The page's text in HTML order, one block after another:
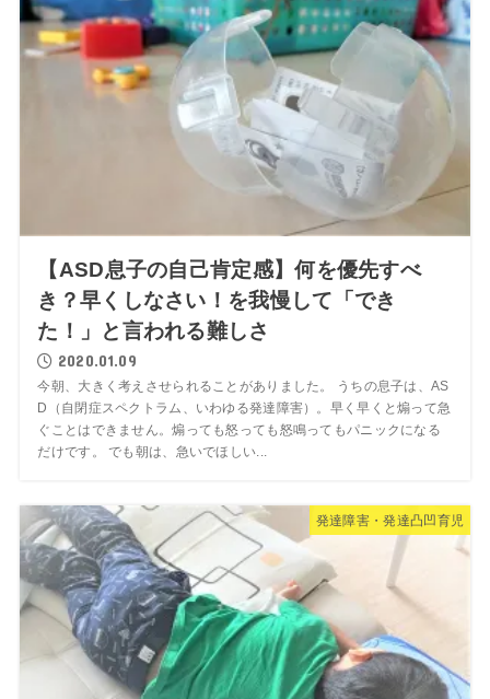
【ASD息子の自己肯定感】何を優先すべ
き？早くしなさい！を我慢して「でき
た！」と言われる難しさ
2020.01.09
今朝、大きく考えさせられることがありました。 うちの息子は、AS
D（自閉症スペクトラム、いわゆる発達障害）。早く早くと煽って急
ぐことはできません。煽っても怒っても怒鳴ってもパニックになる
だけです。 でも朝は、急いでほしい...
発達障害・発達凸凹育児